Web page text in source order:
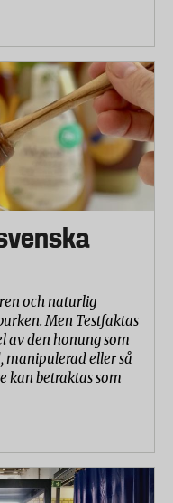
och naturlig
Men Testfaktas
av den honung som
manipulerad eller så
kan betraktas som